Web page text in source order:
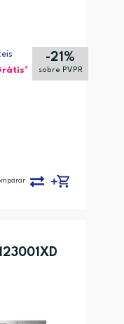
-21%
sobre PVPR